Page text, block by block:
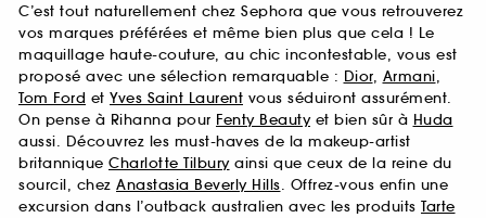
C’est tout naturellement chez Sephora que vous retrouverez
vos marques préférées et même bien plus que cela ! Le
maquillage haute-couture, au chic incontestable, vous est
proposé avec une sélection remarquable : Dior, Armani,
Tom Ford et Yves Saint Laurent vous séduiront assurément.
On pense à Rihanna pour Fenty Beautyet bien sûr à Huda
aussi. Découvrez les must-haves de la makeup-artist
britannique Charlotte Tilburyainsi que ceux de la reine du
sourcil, chez Anastasia Beverly Hills. Offrez-vous enfin une
excursion dans l’outback australien avec les produits Tarte